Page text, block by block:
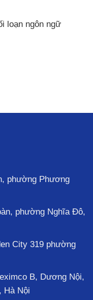
loạn ngôn ngữ
phường Phương
phường Nghĩa Đô,
City 319 phường
B, Dương Nội,
Hà Nội